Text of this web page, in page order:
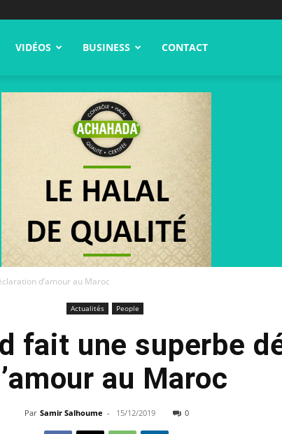
VIDÉOS BUSINESS CONTACT
d’amour au Maroc
Actualités People
fait une superbe
au Maroc
Par Samir Salhoume - 15/12/2019 0